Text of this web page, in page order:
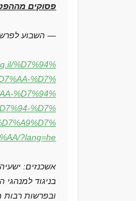
פסוקים
השבוע לפרשתנו יש 3 נוסחי הפטרה. לפי —
%D7%94%
%D7%
%D7%94%
%D7%
?lang=he
“אשכנזים:
בניגוד
ובפרשות רבות